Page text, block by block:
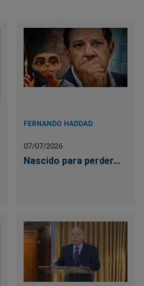
FERNANDO HADDAD
07/07/2026
Nascido para perder...